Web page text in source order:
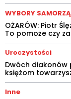
WYBORY
OŻARÓW: Piotr
To pomoże czy
Uroczystości
Dwóch diakonów
księżom
Inne